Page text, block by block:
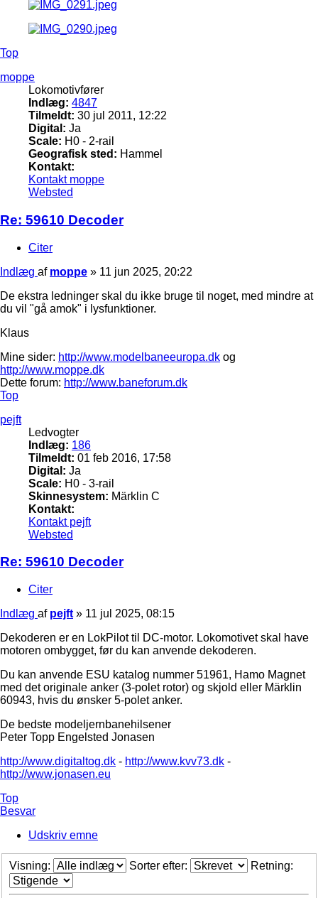
Top
moppe
Lokomotivfører
Indlæg: 4847
Tilmeldt: 30 jul 2011, 12:22
Digital: Ja
Scale: H0 - 2-rail
Geografisk sted: Hammel
Kontakt:
Kontakt moppe
Websted
Re: 59610 Decoder
Citer
Indlæg af moppe » 11 jun 2025, 20:22
De ekstra ledninger skal du ikke bruge til noget, med mindre at
du vil "gå amok" i lysfunktioner.
Klaus
Mine sider: http://www.modelbaneeuropa.dk og
http://www.moppe.dk
Dette forum: http://www.baneforum.dk
Top
pejft
Ledvogter
Indlæg: 186
Tilmeldt: 01 feb 2016, 17:58
Digital: Ja
Scale: H0 - 3-rail
Skinnesystem: Märklin C
Kontakt:
Kontakt pejft
Websted
Re: 59610 Decoder
Citer
Indlæg af pejft » 11 jul 2025, 08:15
Dekoderen er en LokPilot til DC-motor. Lokomotivet skal have
motoren ombygget, før du kan anvende dekoderen.
Du kan anvende ESU katalog nummer 51961, Hamo Magnet
med det originale anker (3-polet rotor) og skjold eller Märklin
60943, hvis du ønsker 5-polet anker.
De bedste modeljernbanehilsener
Peter Topp Engelsted Jonasen
http://www.digitaltog.dk - http://www.kvv73.dk -
http://www.jonasen.eu
Top
Besvar
Udskriv emne
Visning: Sorter efter: Retning: